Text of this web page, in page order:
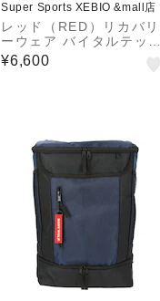
Super Sports XEBIO &mall店
レッド（RED）リカバリ
ーウェア バイタルテック
スリープ プルオーバー半
袖 紺 Mサイズ VW-AQ-
¥6,600